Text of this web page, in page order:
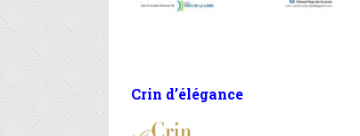
Crin d’élégance